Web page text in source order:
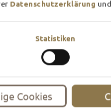
Datenschutzerklärung
Statistiken
Cookies
Find
filled guided tour or a
events and highlights in and